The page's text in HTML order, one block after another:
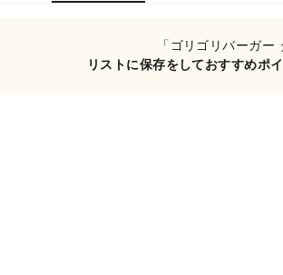
「ゴリゴリバーガー
リストに保存をしておすすめポ